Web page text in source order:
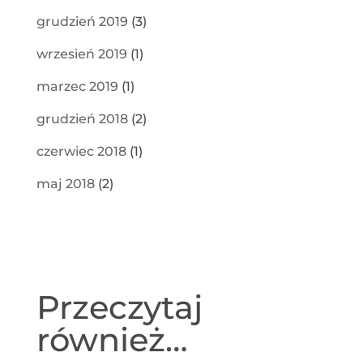
grudzień 2019 (3)
wrzesień 2019 (1)
marzec 2019 (1)
grudzień 2018(2)
czerwiec 2018(1)
maj 2018(2)
Przeczytaj
również…